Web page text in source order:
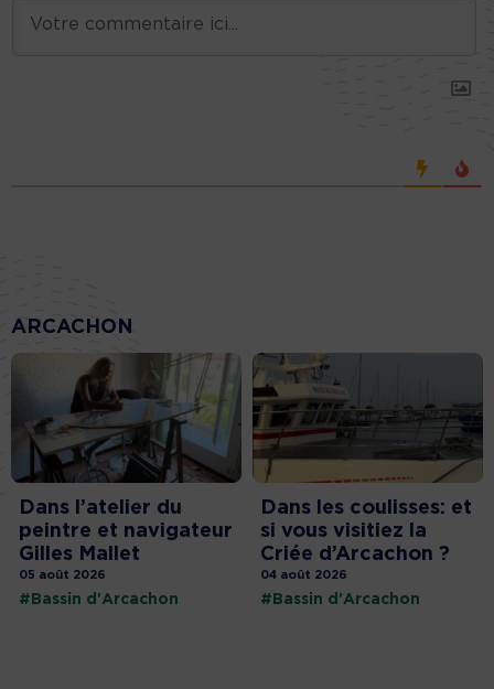
ARCACHON
Dans l’atelier du
peintre et navigateur
Gilles Mallet
05 août 2026
#Bassin d'Arcachon
Dans les coulisses: et
si vous visitiez la
Criée d’Arcachon ?
04 août 2026
#Bassin d'Arcachon